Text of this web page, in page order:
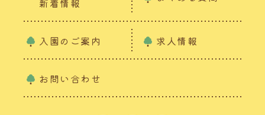
新着情報
入園のご案内 求人情報
お問い合わせ